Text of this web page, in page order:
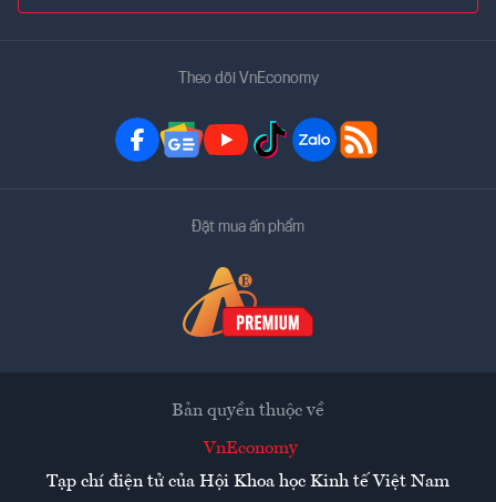
Theo dõi VnEconomy
Đặt mua ấn phẩm
Bản quyền thuộc về
VnEconomy
Tạp chí điện tử của Hội Khoa học Kinh tế Việt Nam